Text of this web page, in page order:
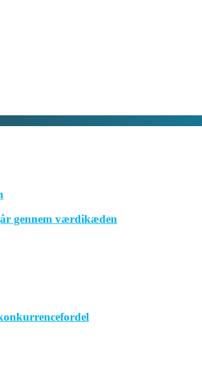
gennem værdikæden